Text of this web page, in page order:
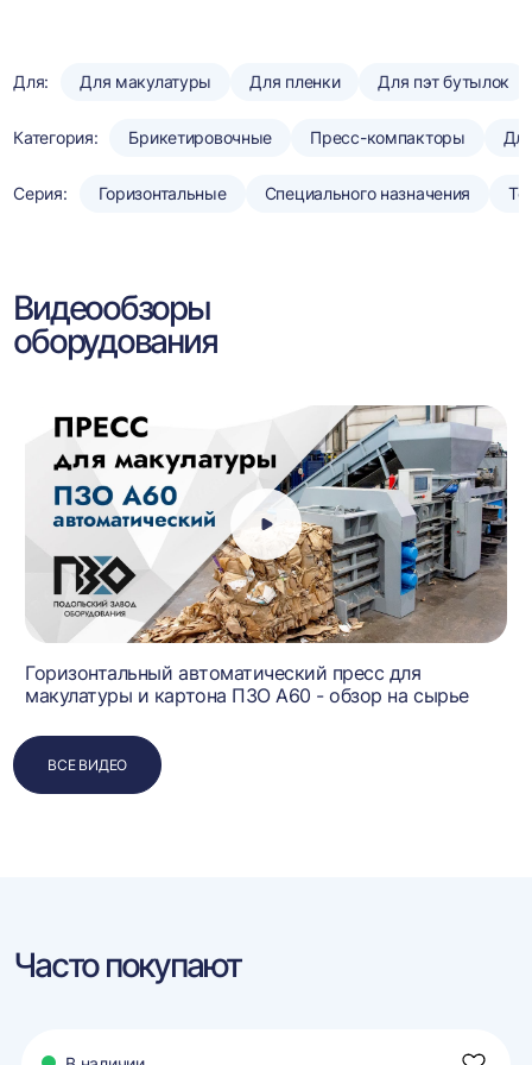
Для: Для макулатуры Для пленки Для пэт бутылок
Категория: Брикетировочные Пресс-компакторы
Серия: Горизонтальные Специального назначения
Видеообзоры
оборудования
Горизонтальный автоматический пресс для
макулатуры и картона ПЗО А60 - обзор на сырье
ВСЕ ВИДЕО
Часто покупают